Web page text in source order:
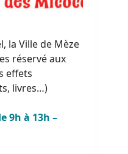
la Ville de Mèze
réservé aux
effets
livres…)
9h à 13h –